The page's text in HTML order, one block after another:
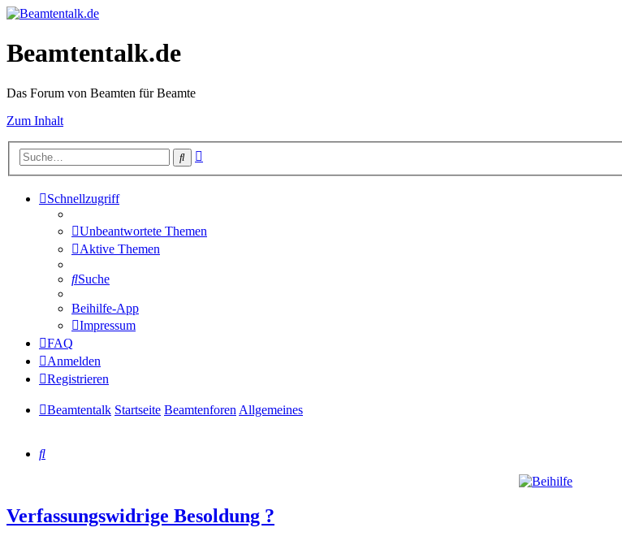
Beamtentalk.de
Das Forum von Beamten für Beamte
Zum Inhalt
Suche
Schnellzugriff
Unbeantwortete Themen
Aktive Themen
Suche
Beihilfe-App
Impressum
FAQ
Anmelden
Registrieren
Beamtentalk Startseite BeamtenforenAllgemeines
Suche
Verfassungswidrige Besoldung ?